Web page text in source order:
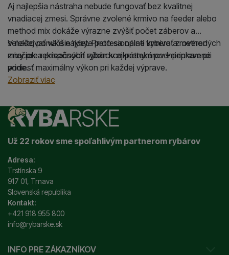
Aj najlepšia nástraha nebude fungovať bez kvalitnej
vnadiacej zmesi. Správne zvolené krmivo na feeder alebo
method mix dokáže výrazne zvýšiť počet záberov a
selektovať väčšie ryby. Preto sa oplatí vyberať z overených
značiek a prispôsobiť výber konkrétnym podmienkam pri
vode.
V našej ponuke nájdete profesionálne krmivo a method
mixy pre rekreačných rybárov aj pretekárov – pripravené
priniesť maximálny výkon pri každej výprave.
Zobraziť viac
Už 22 rokov sme spoľahlivým partnerom rybárov
Adresa:
Trstínska 9
917 01, Trnava
Slovenská republika
Kontakt:
+421 918 955 800
info@rybarske.sk
INFO PRE ZÁKAZNÍKOV